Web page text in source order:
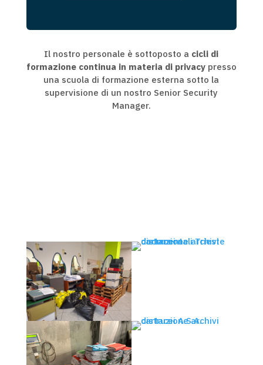
Il nostro personale è sottoposto a cicli di
formazione continua in materia di privacypresso
una scuola di formazione esterna sotto la
supervisione di un nostro Senior Security
Manager.